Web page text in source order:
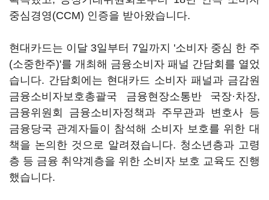
중심경영(CCM) 인증을 받아왔습니다.
현대카드는 이달 3일부터 7일까지 '소비자 중심 한 주
(소중한주)'를 개최해 금융소비자 패널 간담회를 열었
습니다. 간담회에는 현대카드 소비자 패널과 금감원
금융소비자보호총괄국 금융현장소통반 국장·차장,
금융위원회 금융소비자정책과 주무관과 변호사 등
금융당국 관계자들이 참석해 소비자 보호를 위한 대
책을 논의한 것으로 알려졌습니다. 청소년층과 고령
층 등 금융 취약계층을 위한 소비자 보호 교육도 진행
했습니다.